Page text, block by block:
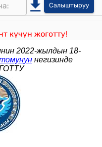
Салыштыруу
күчүн жоготту!